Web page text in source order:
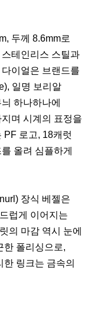
두께 8.6mm로
테인리스 스틸과
이얼은 브랜드를
일명 보리알
하나하나에
며 시계의 표정을
PF 로고, 18캐럿
올려 심플하게
장식 베젤은
럽게 이어지는
의 마감 역시 눈에
한 폴리싱으로,
링크는 금속의